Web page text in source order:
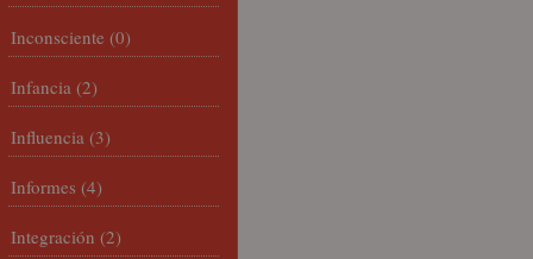
Inconsciente (0)
Infancia (2)
Influencia (3)
Informes (4)
Integración (2)